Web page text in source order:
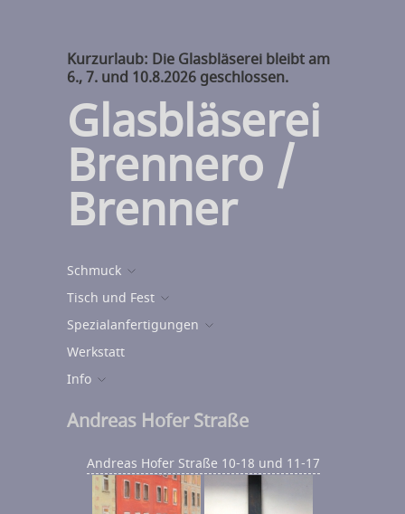
Kurzurlaub: Die Glasbläserei bleibt am
6., 7. und 10.8.2026 geschlossen.
Glasbläserei
Brennero /
Brenner
Schmuck
Tisch und Fest
Spezialanfertigungen
Werkstatt
Info
Andreas Hofer Straße
Andreas Hofer Straße 10-18 und 11-17